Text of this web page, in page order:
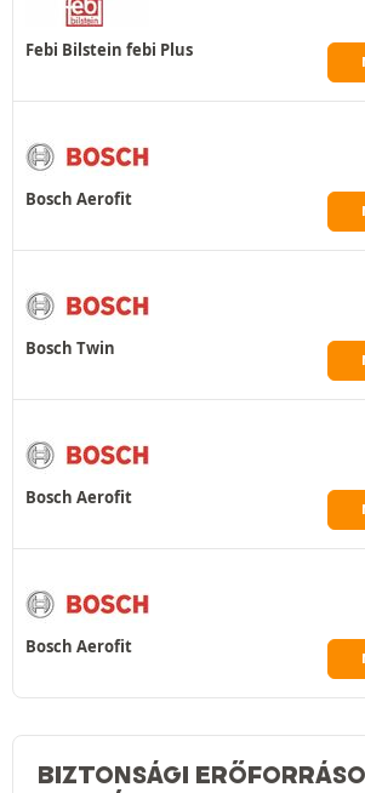
Febi Bilstein febi Plus
Bosch Aerofit
Bosch Twin
Bosch Aerofit
Bosch Aerofit
BIZTONSÁGI